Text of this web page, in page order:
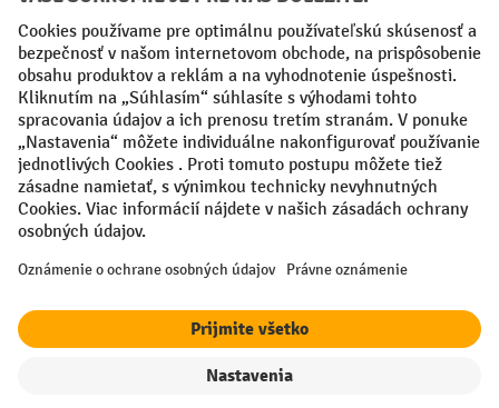
Faktúra Predplatba
Sociálne siete
Facebook
YouTube
LinkedIn
Nastavenia ochrany osobných údajov
All prices excl. VAT plus shipping costsand possible delivery charges,
if not stated otherwise.